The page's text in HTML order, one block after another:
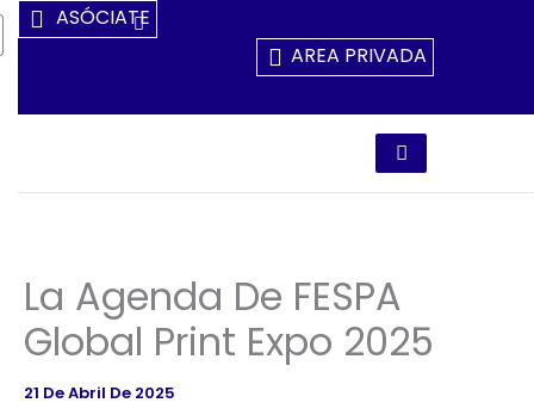
Ir
Al
ASÓCIATE
AREA PRIVADA
La Agenda De FESPA
Global Print Expo 2025
21 De Abril De 2025